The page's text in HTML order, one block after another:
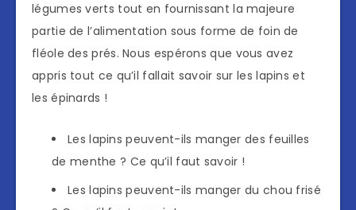
légumes verts tout en fournissant la majeure
partie de l’alimentation sous forme de foin de
fléole des prés. Nous espérons que vous avez
appris tout ce qu’il fallait savoir sur les lapins et
les épinards !
Les lapins peuvent-ils manger des feuilles
de menthe ? Ce qu’il faut savoir !
Les lapins peuvent-ils manger du chou frisé